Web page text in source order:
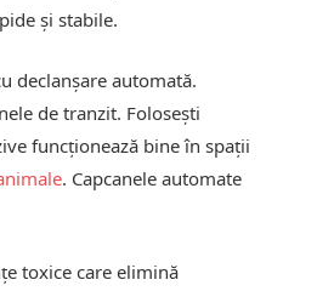
și stabile.
declanșare automată.
de tranzit. Folosești
funcționează bine în spații
. Capcanele automate
toxice care elimină